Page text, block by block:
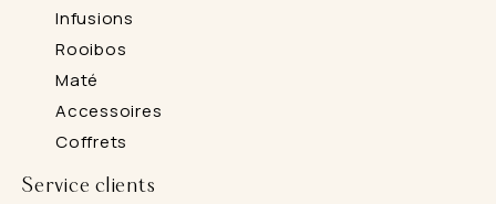
Infusions
Rooibos
Maté
Accessoires
Coffrets
Service clients